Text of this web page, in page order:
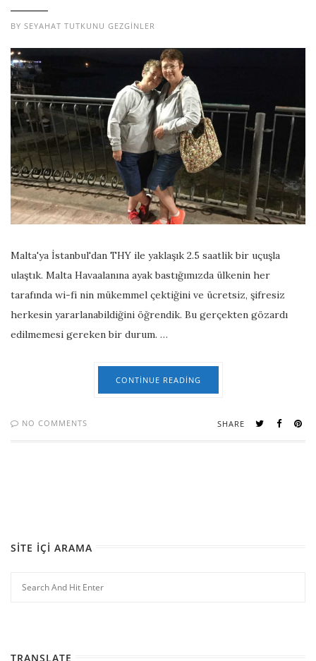
BY SEYAHAT TUTKUNU GEZGINLER
Malta'ya İstanbul'dan THY ile yaklaşık 2.5 saatlik bir uçuşla
ulaştık. Malta Havaalanına ayak bastığımızda ülkenin her
tarafında wi-fi nin mükemmel çektiğini ve ücretsiz, şifresiz
herkesin yararlanabildiğini öğrendik. Bu gerçekten gözardı
edilmemesi gereken bir durum. …
CONTINUE READING
NO COMMENTS SHARE
SITE İÇI ARAMA
TRANSLATE